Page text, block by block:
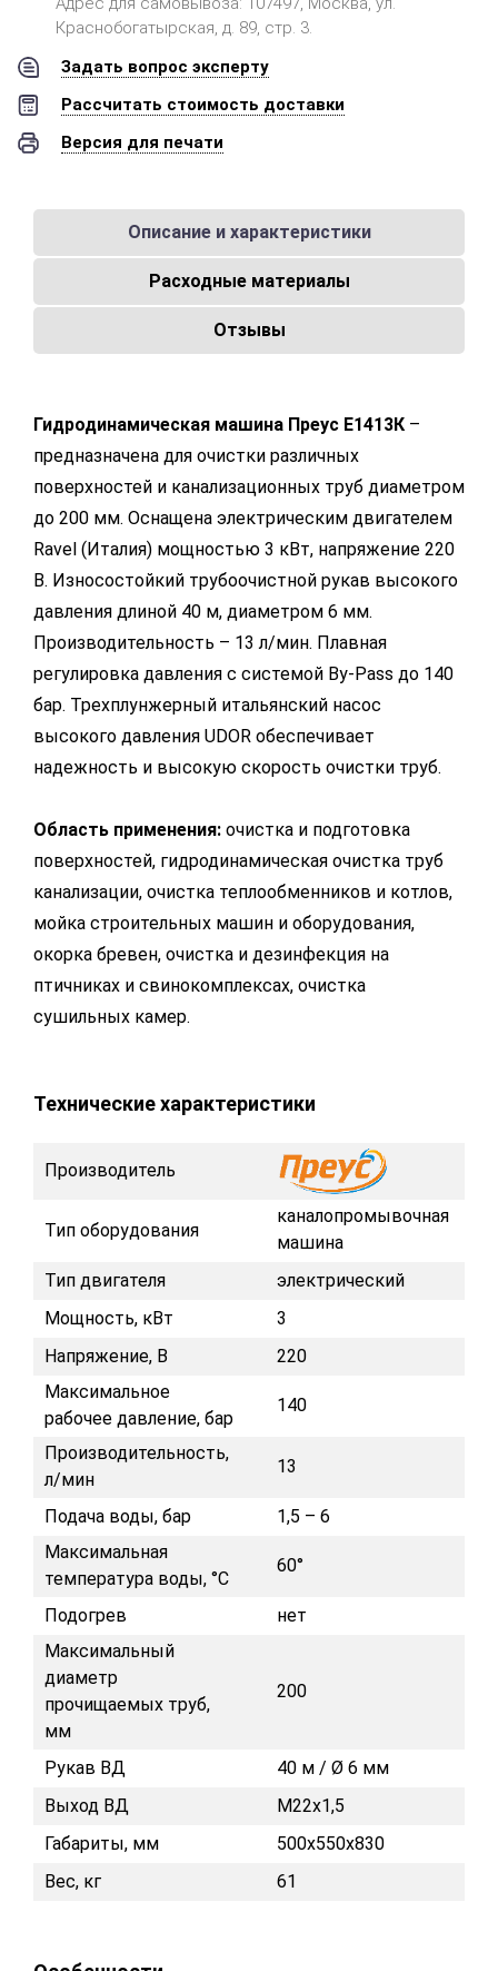
Краснобогатырская, д. 89, стр. 3.
Задать вопрос эксперту
Рассчитать стоимость доставки
Версия для печати
Описание и характеристики
Расходные материалы
Отзывы
Гидродинамическая машина Преус Е1413К –
предназначена для очистки различных
поверхностей и канализационных труб диаметром
до 200 мм. Оснащена электрическим двигателем
Ravel (Италия) мощностью 3 кВт, напряжение 220
В. Износостойкий трубоочистной рукав высокого
давления длиной 40 м, диаметром 6 мм.
Производительность – 13 л/мин. Плавная
регулировка давления с системой By-Pass до 140
бар. Трехплунжерный итальянский насос
высокого давления UDOR обеспечивает
надежность и высокую скорость очистки труб.
Область применения: очистка и подготовка
поверхностей, гидродинамическая очистка труб
канализации, очистка теплообменников и котлов,
мойка строительных машин и оборудования,
окорка бревен, очистка и дезинфекция на
птичниках и свинокомплексах, очистка
сушильных камер.
Технические характеристики
Производитель
Тип оборудования
каналопромывочная
машина
Тип двигателя
электрический
Мощность, кВт
3
Напряжение, В
220
Максимальное
рабочее давление, бар
140
Производительность,
л/мин
13
Подача воды, бар
1,5 – 6
Максимальная
температура воды, °C
60°
Подогрев
нет
Максимальный
диаметр
прочищаемых труб,
мм
200
Рукав ВД
40 м / Ø 6 мм
Выход ВД
М22х1,5
Габариты, мм
500х550х830
Вес, кг
61